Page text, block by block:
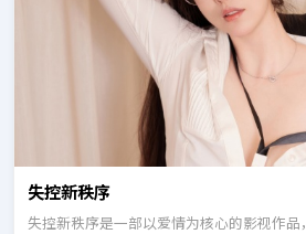
失控新秩序
失控新秩序是一部以爱情为核心的影视作